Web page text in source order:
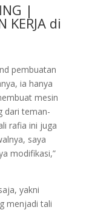
|
KERJA di
pembuatan
ia hanya
mesin
dari teman-
rafia ini juga
saya
modifikasi,”
yakni
menjadi tali